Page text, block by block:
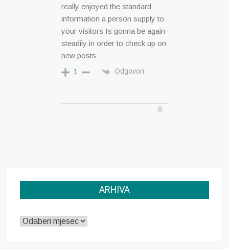
really enjoyed the standard
information a person supply to
your visitors Is gonna be again
steadily in order to check up on
new posts
1 Odgovori
ARHIVA
ARHIVA